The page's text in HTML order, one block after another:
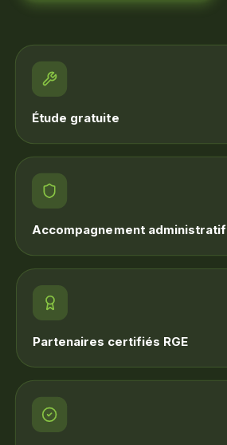
Étude gratuite
Accompagnement administratif
Partenaires certifiés RGE